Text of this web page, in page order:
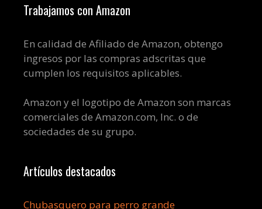
Trabajamos con Amazon
En calidad de Afiliado de Amazon, obtengo
ingresos por las compras adscritas que
cumplen los requisitos aplicables.
Amazon y el logotipo de Amazon son marcas
comerciales de Amazon.com, Inc. o de
sociedades de su grupo.
Artículos destacados
Chubasquero para perro grande